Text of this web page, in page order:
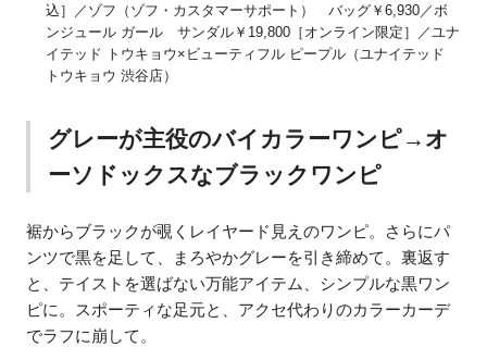
込］／ゾフ（ゾフ・カスタマーサポート） バッグ￥6,930／ボ
ンジュール ガール サンダル￥19,800［オンライン限定］／ユナ
イテッド トウキョウ×ビューティフル ピープル（ユナイテッド
トウキョウ 渋谷店）
グレーが主役のバイカラーワンピ→オ
ーソドックスなブラックワンピ
裾からブラックが覗くレイヤード見えのワンピ。さらにパ
ンツで黒を足して、まろやかグレーを引き締めて。裏返す
と、テイストを選ばない万能アイテム、シンプルな黒ワン
ピに。スポーティな足元と、アクセ代わりのカラーカーデ
でラフに崩して。